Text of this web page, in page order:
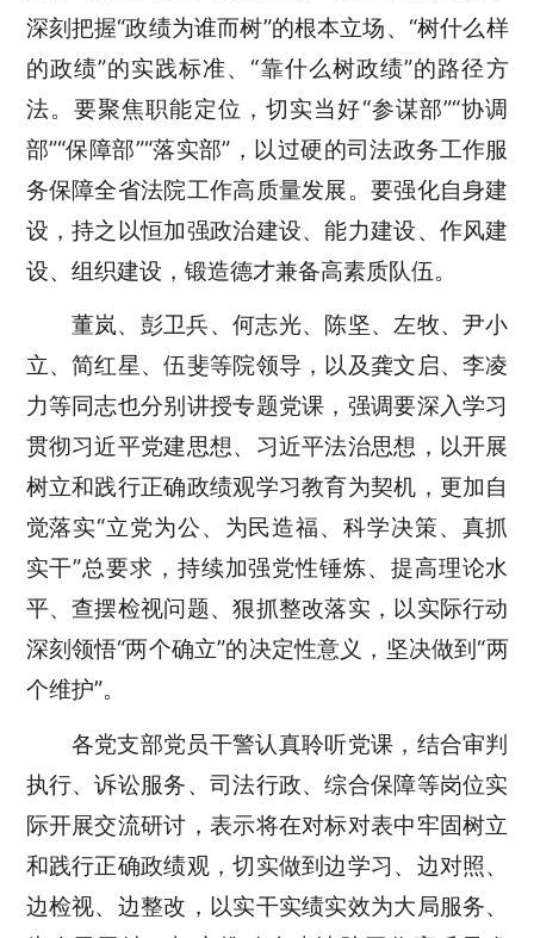
深刻把握“政绩为谁而树”的根本立场、“树什么样
的政绩”的实践标准、“靠什么树政绩”的路径方
法。要聚焦职能定位，切实当好“参谋部”“协调
部”“保障部”“落实部”，以过硬的司法政务工作服
务保障全省法院工作高质量发展。要强化自身建
设，持之以恒加强政治建设、能力建设、作风建
设、组织建设，锻造德才兼备高素质队伍。
董岚、彭卫兵、何志光、陈坚、左牧、尹小
立、简红星、伍斐等院领导，以及龚文启、李凌
力等同志也分别讲授专题党课，强调要深入学习
贯彻习近平党建思想、习近平法治思想，以开展
树立和践行正确政绩观学习教育为契机，更加自
觉落实“立党为公、为民造福、科学决策、真抓
实干”总要求，持续加强党性锤炼、提高理论水
平、查摆检视问题、狠抓整改落实，以实际行动
深刻领悟“两个确立”的决定性意义，坚决做到“两
个维护”。
各党支部党员干警认真聆听党课，结合审判
执行、诉讼服务、司法行政、综合保障等岗位实
际开展交流研讨，表示将在对标对表中牢固树立
和践行正确政绩观，切实做到边学习、边对照、
边检视、边整改，以实干实绩实效为大局服务、